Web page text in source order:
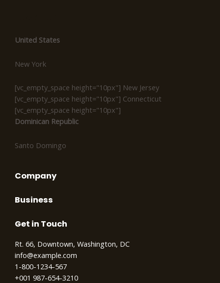
United States
New York
[vc_empty_space height="10px"] New Jersey
[vc_empty_space height="10px"] Connecticut
[vc_empty_space height="10px"]
Dominican Republic
Santo Domingo
Company
Business
Get in Touch
Rt. 66, Downtown, Washington, DC
info@example.com
1-800-1234-567
+001 987-654-3210